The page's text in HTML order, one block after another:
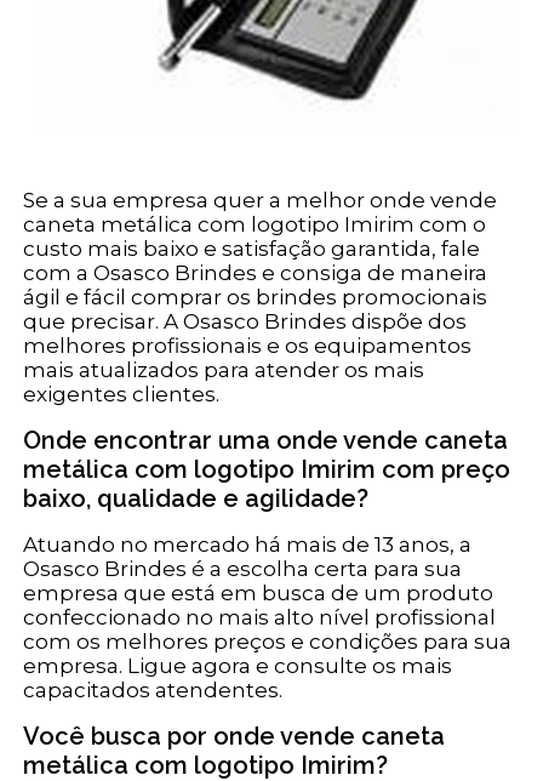
Se a sua empresa quer a melhor onde vende
caneta metálica com logotipo Imirim com o
custo mais baixo e satisfação garantida, fale
com a Osasco Brindes e consiga de maneira
ágil e fácil comprar os brindes promocionais
que precisar. A Osasco Brindes dispõe dos
melhores profissionais e os equipamentos
mais atualizados para atender os mais
exigentes clientes.
Onde encontrar uma onde vende caneta
metálica com logotipo Imirim com preço
baixo, qualidade e agilidade?
Atuando no mercado há mais de 13 anos, a
Osasco Brindes é a escolha certa para sua
empresa que está em busca de um produto
confeccionado no mais alto nível profissional
com os melhores preços e condições para sua
empresa. Ligue agora e consulte os mais
capacitados atendentes.
Você busca por onde vende caneta
metálica com logotipo Imirim?